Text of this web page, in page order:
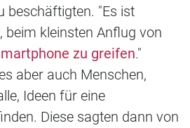
beschäftigten. "Es ist
beim kleinsten Anflug von
zu greifen."
aber auch Menschen,
Ideen für eine
Diese sagten dann von